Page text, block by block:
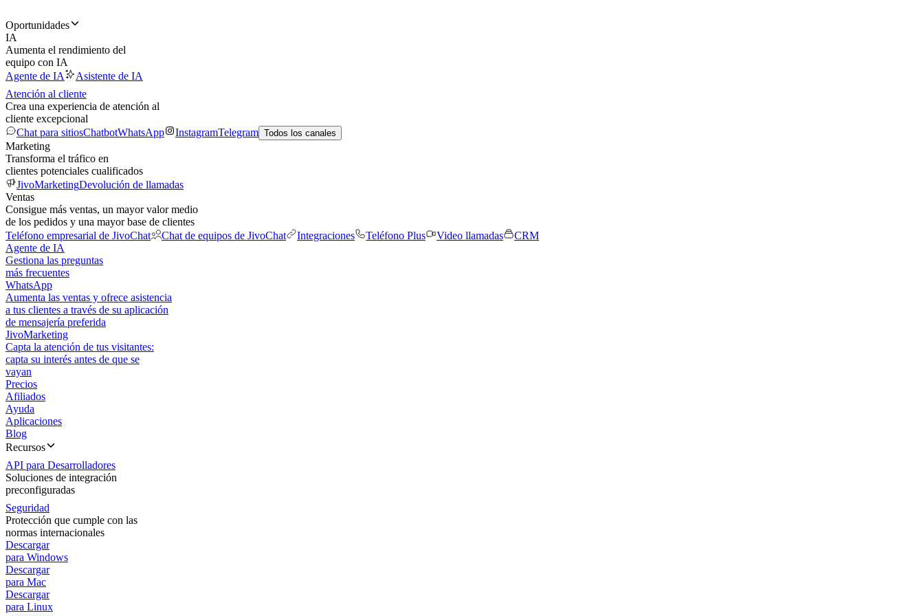
Oportunidades
IA
Aumenta el rendimiento del
equipo con IA
Agente de IA
Asistente de IA
Atención al cliente
Crea una experiencia de atención al
cliente excepcional
Chat para sitiosChatbotWhatsApp InstagramTelegram Todos los canales
Marketing
Transforma el tráfico en
clientes potenciales cualificados
JivoMarketingDevolución de llamadas
Ventas
Consigue más ventas, un mayor valor medio
de los pedidos y una mayor base de clientes
Teléfono empresarial de JivoChat
Chat de equipos de JivoChat Integraciones Teléfono Plus Video llamadas
CRM
Agente de IA
Gestiona las preguntas
más frecuentes
WhatsApp
Aumenta las ventas y ofrece asistencia
a tus clientes a través de su aplicación
de mensajería preferida
JivoMarketing
Capta la atención de tus visitantes:
capta su interés antes de que se
vayan
Precios
Afiliados
Ayuda
Aplicaciones
Blog
Recursos
API para Desarrolladores
Soluciones de integración
preconfiguradas
Seguridad
Protección que cumple con las
normas internacionales
Descargar
para Windows
Descargar
para Mac
Descargar
para Linux